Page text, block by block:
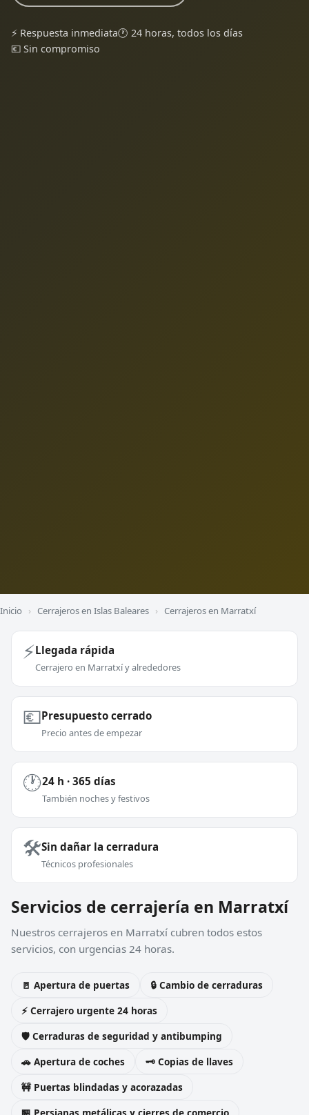
⚡ Respuesta inmediata🕐 24 horas, todos los días
💶 Sin compromiso
Inicio › Cerrajeros en Islas Baleares › Cerrajeros en Marratxí
⚡Llegada rápida
Cerrajero en Marratxí y alrededores
💶Presupuesto cerrado
Precio antes de empezar
🕐24 h · 365 días
También noches y festivos
🛠️Sin dañar la cerradura
Técnicos profesionales
Servicios de cerrajería en Marratxí
Nuestros cerrajeros en Marratxí cubren todos estos
servicios, con urgencias 24 horas.
🚪 Apertura de puertas
🔒 Cambio de cerraduras
⚡ Cerrajero urgente 24 horas
🛡️ Cerraduras de seguridad y antibumping
🚗 Apertura de coches
🗝️ Copias de llaves
🚧 Puertas blindadas y acorazadas
🏪 Persianas metálicas y cierres de comercio